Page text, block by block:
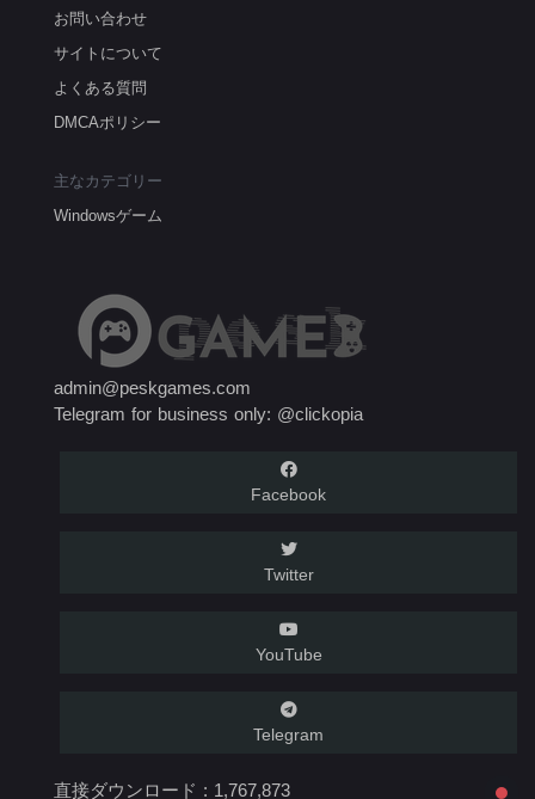
お問い合わせ
サイトについて
よくある質問
DMCAポリシー
主なカテゴリー
Windowsゲーム
admin@peskgames.com
Telegram for business only: @clickopia
Facebook
Twitter
YouTube
Telegram
直接ダウンロード : 1,767,873